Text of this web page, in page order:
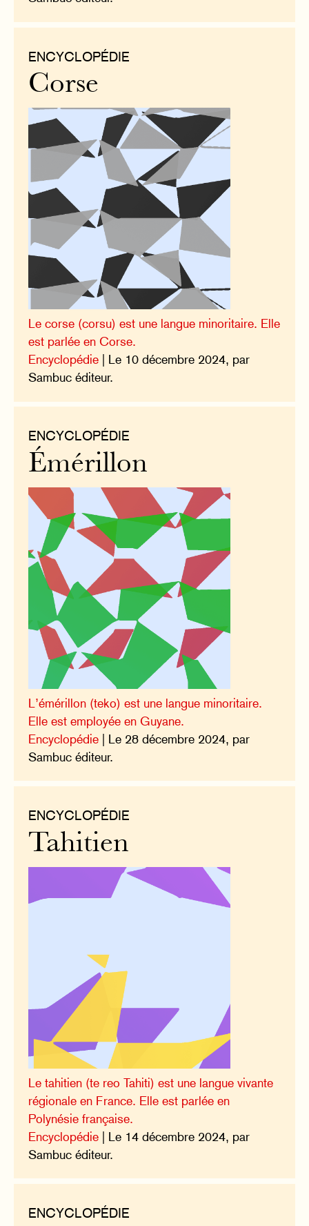
ENCYCLOPÉDIE
Corse
Le corse (corsu) est une langue minoritaire. Elle
est parlée en Corse.
Encyclopédie | Le 10 décembre 2024, par
Sambuc éditeur.
ENCYCLOPÉDIE
Émérillon
L’émérillon (teko) est une langue minoritaire.
Elle est employée en Guyane.
Encyclopédie | Le 28 décembre 2024, par
Sambuc éditeur.
ENCYCLOPÉDIE
Tahitien
Le tahitien (te reo Tahiti) est une langue vivante
régionale en France. Elle est parlée en
Polynésie française.
Encyclopédie | Le 14 décembre 2024, par
Sambuc éditeur.
ENCYCLOPÉDIE